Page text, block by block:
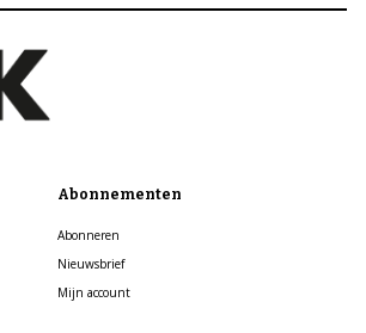
Abonnementen
Abonneren
Nieuwsbrief
Mijn account